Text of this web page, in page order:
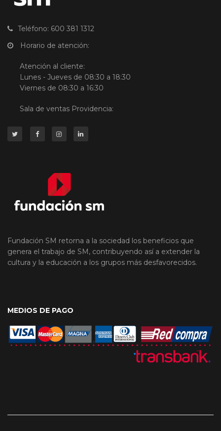
Teléfono: 600 381 1312
Horario de atención:
Atención al cliente:
Lunes - Jueves de 08:30 a 18:30
Viernes de 08:30 a 16:30
Sala de ventas Providencia:
Fundación SM retorna a la sociedad los beneficios que
genera el trabajo de SM, contribuyendo así a extender la
cultura y la educación a los grupos más desfavorecidos.
MEDIOS DE PAGO